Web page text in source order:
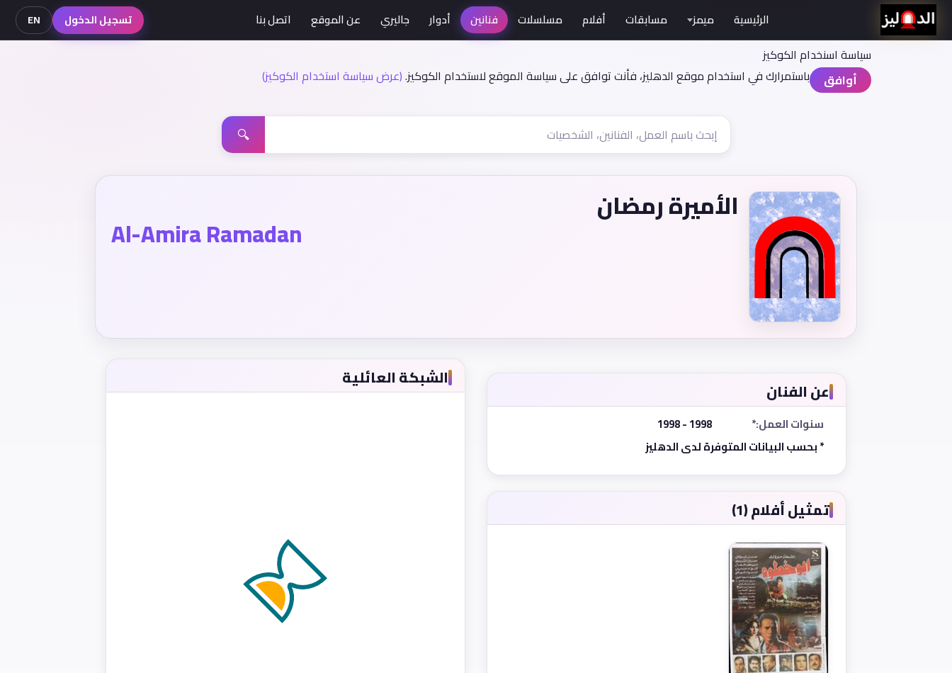
سياسة اسنخدام الكوكيز
أوافق
باستمرارك في استخدام موقع الدهليز، فأنت توافق على سياسة الموقع لاستخدام الكوكيز.(عرض سياسة استخدام الكوكيز)
الرئيسية ميمز مسابقات أفلام مسلسلات فنانين أدوار جاليري عن الموقع اتصل بنا تسجيل الدخول EN
🔍
الأميرة رمضان
Al-Amira Ramadan
عن الفنان
سنوات العمل:*
1998 - 1998
* بحسب البيانات المتوفرة لدى الدهليز
تمثيل أفلام (1)
الشبكة العائلية